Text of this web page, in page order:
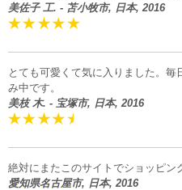
美佐子 工. - 苫小牧市, 日本, 2016
とても可愛くて気に入りました。
み中です。
美枝 木. - 宝塚市, 日本, 2016
絶対にまたこのサイトでショッピン
愛知県名古屋市, 日本, 2016